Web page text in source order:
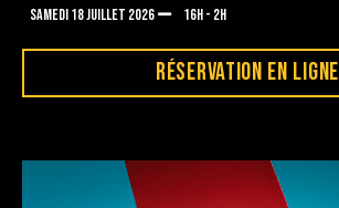
SAMEDI 18 JUILLET 2026
16H - 2H
RÉSERVATION EN LIGNE